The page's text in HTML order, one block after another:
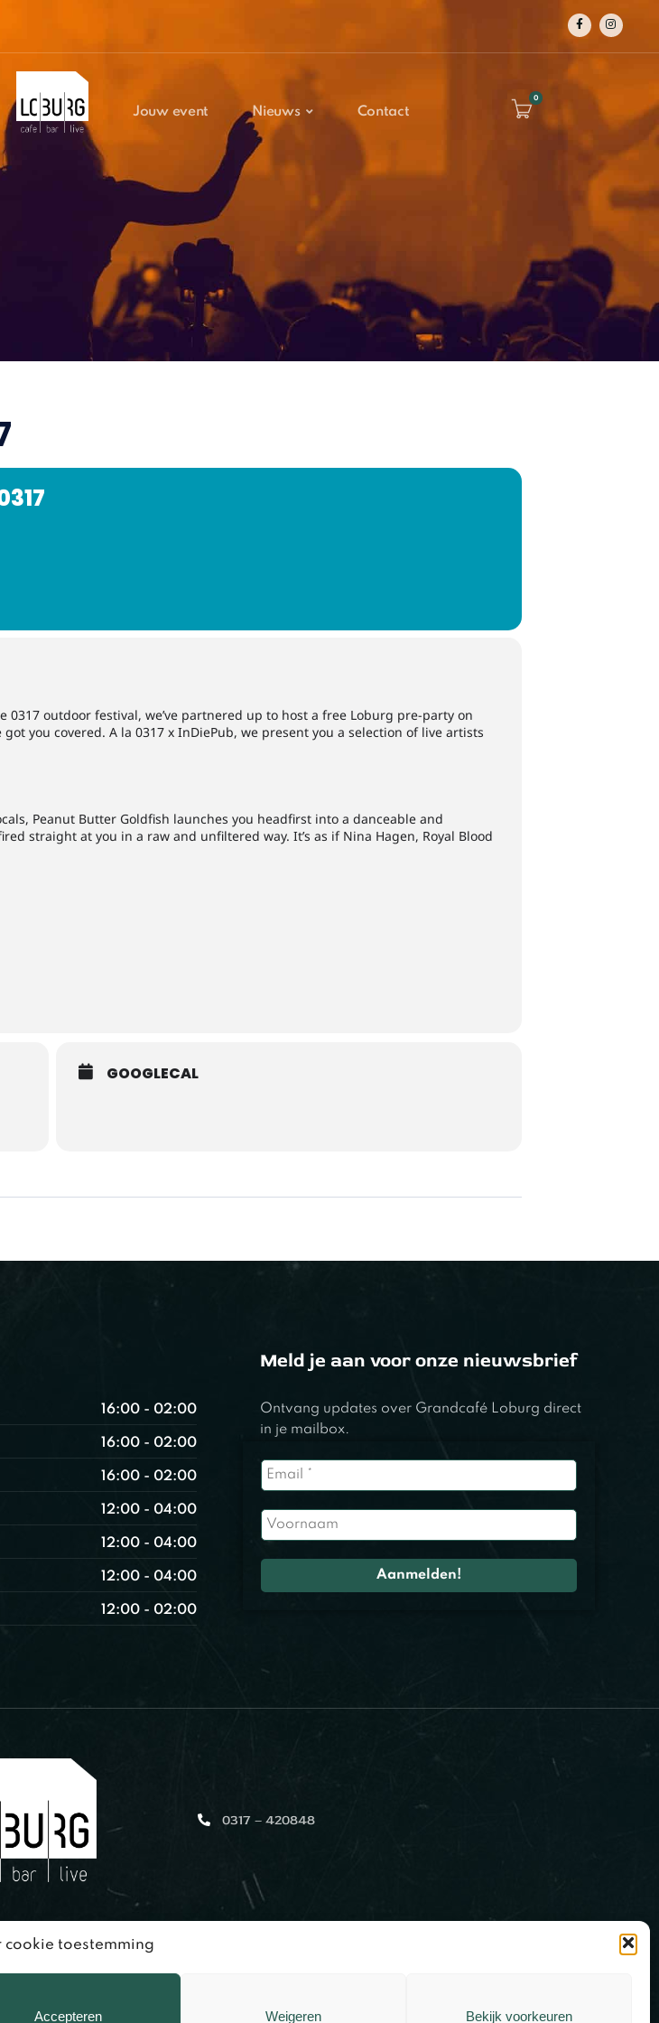
cookie toestemming
Accepteren Weigeren Bekijk voorkeuren
Jouw event Nieuws Contact
0
0317 outdoor festival, we’ve partnered up to host a free Loburg pre-party on
you covered. A la 0317 x InDiePub, we present you a selection of live artists
Peanut Butter Goldfish launches you headfirst into a danceable and
straight at you in a raw and unfiltered way. It’s as if Nina Hagen, Royal Blood
GOOGLECAL
16:00 - 02:00
16:00 - 02:00
16:00 - 02:00
12:00 - 04:00
12:00 - 04:00
12:00 - 04:00
12:00 - 02:00
Meld je aan voor onze nieuwsbrief
Ontvang updates over Grandcafé Loburg direct
in je mailbox.
0317 – 420848